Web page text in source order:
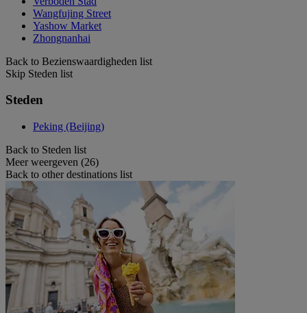
Wangfujing Street
Yashow Market
Zhongnanhai
Back to Bezienswaardigheden list
Skip Steden list
Steden
Peking (Beijing)
Back to Steden list
Meer weergeven (26)
Back to other destinations list